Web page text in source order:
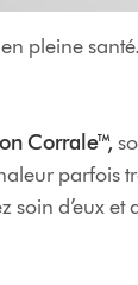
pleine
Corrale™,
parfois
d’eux et